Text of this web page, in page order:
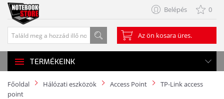
Belépés 0
Az ön kosara üres.
TERMÉKEINK
Főoldal Hálózati eszközök Access Point
TP-Link access
point